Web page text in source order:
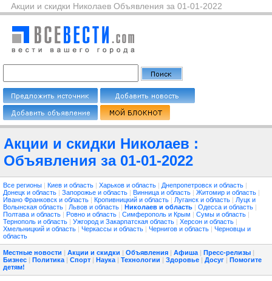
Акции и скидки Николаев Объявления за 01-01-2022
Акции и скидки Николаев :
Объявления за 01-01-2022
Все регионы | Киев и область | Харьков и область | Днепропетровск и область |
Донецк и область | Запорожье и область | Винница и область | Житомир и область |
Ивано Франковск и область | Кропивницкий и область | Луганск и область | Луцк и
Волынская область | Львов и область | Николаев и область | Одесса и область |
Полтава и область | Ровно и область | Симферополь и Крым | Сумы и область |
Тернополь и область | Ужгород и Закарпатская область | Херсон и область |
Хмельницкий и область | Черкассы и область | Чернигов и область | Черновцы и
область
Местные новости | Акции и скидки | Объявления | Афиша | Пресс-релизы |
Бизнес | Политика | Спорт | Наука | Технологии | Здоровье | Досуг | Помогите
детям!